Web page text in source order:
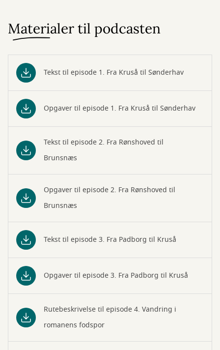
Materialer til podcasten
Tekst til episode 1. Fra Kruså til Sønderhav
Opgaver til episode 1. Fra Kruså til Sønderhav
Tekst til episode 2. Fra Rønshoved til
Brunsnæs
Opgaver til episode 2. Fra Rønshoved til
Brunsnæs
Tekst til episode 3. Fra Padborg til Kruså
Opgaver til episode 3. Fra Padborg til Kruså
Rutebeskrivelse til episode 4. Vandring i
romanens fodspor